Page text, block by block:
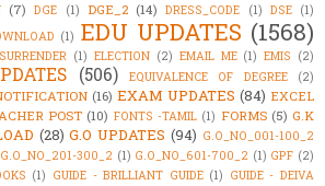
(7) DGE (1) DGE_2 (14) DRESS_CODE (1) DSE (1)
(1) EDU UPDATES (1568)
(1) ELECTION (2) EMAIL ME (1) EMIS (2)
(506) EQUIVALENCE OF DEGREE (2)
(16) EXAM UPDATES (84) EXCEL
POST (10) FONTS -TAMIL (1) FORMS (5) G.K
(28) G.O UPDATES (94) G.O_NO_001-100_2
G.O_NO_201-300_2 (1) G.O_NO_601-700_2 (1) GPF (2)
(1) GUIDE - BRILLIANT GUIDE (1) GUIDE - DEIVA